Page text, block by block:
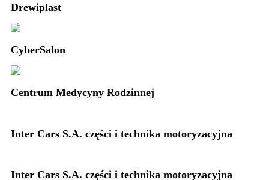
Drewiplast
CyberSalon
Centrum Medycyny Rodzinnej
Inter Cars S.A. części i technika motoryzacyjna
Inter Cars S.A. części i technika motoryzacyjna